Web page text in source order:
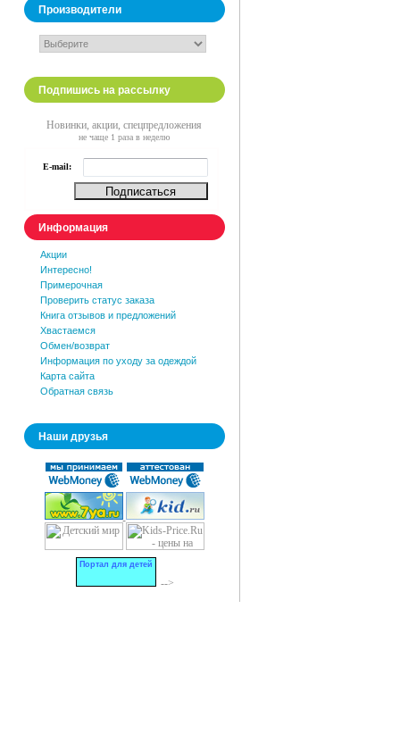
Производители
Подпишись на рассылку
Новинки, акции, спецпредложения
не чаще 1 раза в неделю
E-mail:
Информация
Акции
Интересно!
Примерочная
Проверить статус заказа
Книга отзывов и предложений
Хвастаемся
Обмен/возврат
Информация по уходу за одеждой
Карта сайта
Обратная связь
Наши друзья
Портал для детей
-->